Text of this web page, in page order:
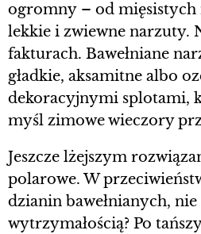
ogromny – od mięsistych
lekkie i zwiewne narzuty.
fakturach. Bawełniane
gładkie, aksamitne albo
dekoracyjnymi splotami,
myśl zimowe wieczory
Jeszcze lżejszym
polarowe. W
dzianin bawełnianych,
wytrzymałością? Po